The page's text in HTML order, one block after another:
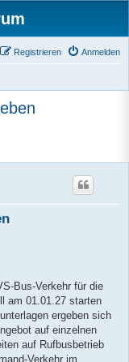
Anmelden
Registrieren
Bus-Verkehr für die
am 01.01.27 starten
ergeben sich
auf einzelnen
auf Rufbusbetrieb
Verkehr im